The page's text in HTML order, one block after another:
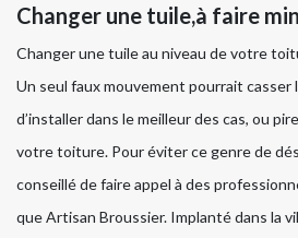
Changer une tuile,à faire
Changer une tuile au niveau de votre
Un seul faux mouvement pourrait
d’installer dans le meilleur des cas, ou
votre toiture. Pour éviter ce genre de
conseillé de faire appel à des
que Artisan Broussier. Implanté dans la